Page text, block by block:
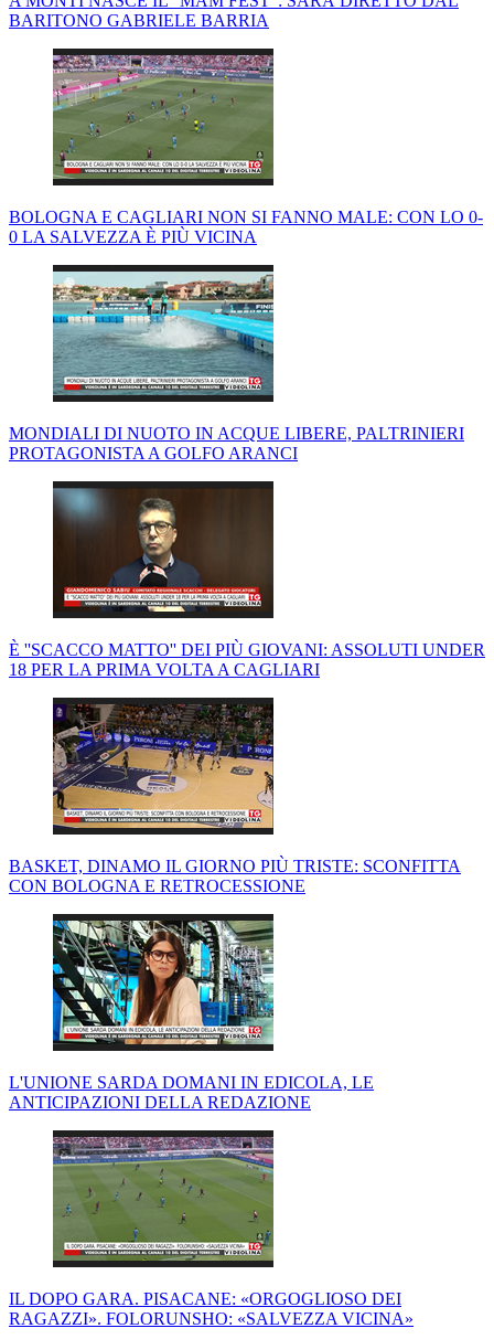
BARITONO GABRIELE BARRIA
BOLOGNA E CAGLIARI NON SI FANNO MALE: CON LO 0-
0 LA SALVEZZA È PIÙ VICINA
MONDIALI DI NUOTO IN ACQUE LIBERE, PALTRINIERI
PROTAGONISTA A GOLFO ARANCI
È ''SCACCO MATTO'' DEI PIÙ GIOVANI: ASSOLUTI UNDER
18 PER LA PRIMA VOLTA A CAGLIARI
BASKET, DINAMO IL GIORNO PIÙ TRISTE: SCONFITTA
CON BOLOGNA E RETROCESSIONE
L'UNIONE SARDA DOMANI IN EDICOLA, LE
ANTICIPAZIONI DELLA REDAZIONE
IL DOPO GARA. PISACANE: «ORGOGLIOSO DEI
RAGAZZI». FOLORUNSHO: «SALVEZZA VICINA»